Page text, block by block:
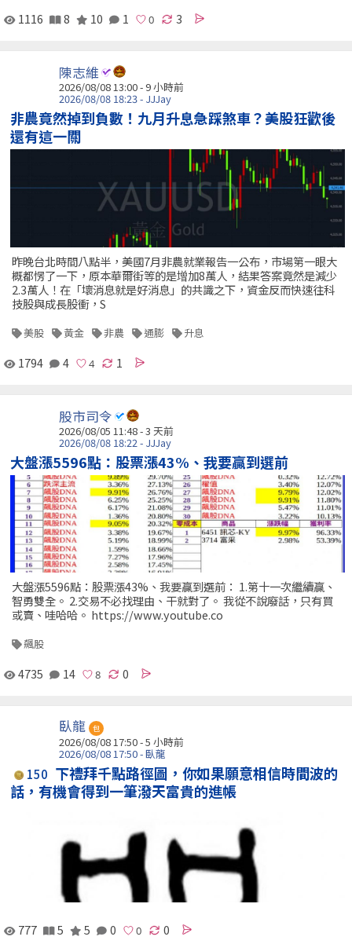
1116 8 10 1 3
陳志維
2026/08/08 13:00 -9 小時前
2026/08/08 18:23 - JJJay
非農竟然掉到負數！九月升息急踩煞車？美股狂歡後
還有這一關
昨晚台北時間八點半，美國7月非農就業報告一公布，市場第一眼大
概都愣了一下，原本華爾街等的是增加8萬人，結果答案竟然是減少
2.3萬人！在「壞消息就是好消息」的共識之下，資金反而快速往科
技股與成長股衝，S
美股 黃金 非農 通膨 升息
1794 4 1
股市司令
2026/08/05 11:48 - 3 天前
2026/08/08 18:22 - JJJay
大盤漲5596點：股票漲43%、我要贏到選前
大盤漲5596點：股票漲43%、我要贏到選前： 1.第十一次繼續贏、
智勇雙全。 2.交易不必找理由、干就對了。 我從不說廢話，只有買
或賣、哇哈哈。 https://www.youtube.co
飆股
4735 14 0
臥龍 包
2026/08/08 17:50 -5 小時前
2026/08/08 17:50 - 臥龍
150 下禮拜千點路徑圖，你如果願意相信時間波的
話，有機會得到一筆潑天富貴的進帳
777 5 5 0 0